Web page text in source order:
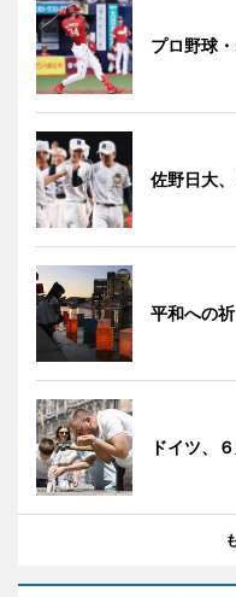
プロ野球
佐野日大
平和への
ドイツ、